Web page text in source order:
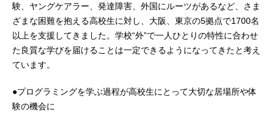
験、ヤングケアラー、発達障害、外国にルーツがあるなど、さま
ざまな困難を抱える高校生に対し、大阪、東京の5拠点で1700名
以上を支援してきました。学校“外”で一人ひとりの特性に合わせ
た良質な学びを届けることは一定できるようになってきたと考え
ています。
●プログラミングを学ぶ過程が高校生にとって大切な居場所や体
験の機会に